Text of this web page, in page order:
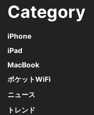
Category
iPhone
iPad
MacBook
ポケットWiFi
ニュース
トレンド